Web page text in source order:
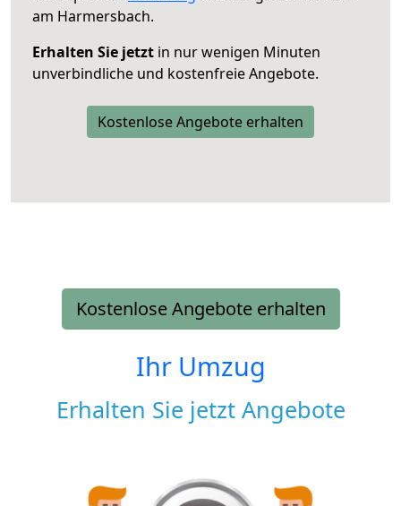
am Harmersbach.
Erhalten Sie jetzt in nur wenigen Minuten
unverbindliche und kostenfreie Angebote.
Kostenlose Angebote erhalten
Kostenlose Angebote erhalten
Ihr Umzug
Erhalten Sie jetzt Angebote